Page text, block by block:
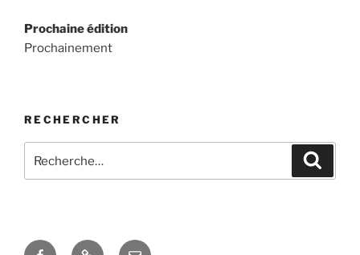
Prochaine édition
Prochainement
RECHERCHER
pour
FacebookTwitter E-